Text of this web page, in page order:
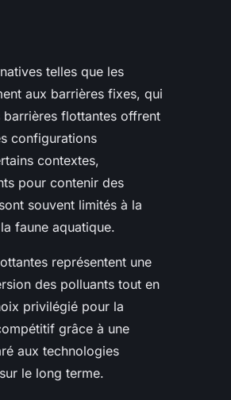
telles que les
aux barrières fixes, qui
barrières flottantes offrent
configurations
contextes,
pour contenir des
souvent limités à la
faune aquatique.
représentent une
des polluants tout en
privilégié pour la
grâce à une
aux technologies
le long terme.